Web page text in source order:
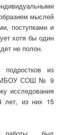
мыслей
поступками и
хотя бы один
не полон.
подростков из
МБОУ СОШ № 9
исследования
лет, из них 15